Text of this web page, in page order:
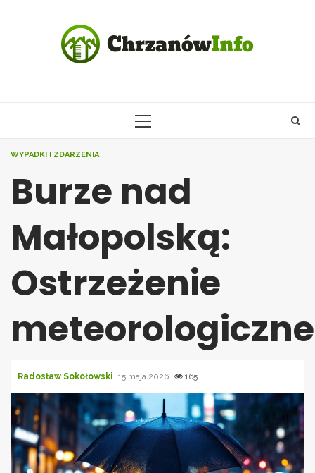
PRIMARY
WYPADKI I ZDARZENIA
Burze nad
Małopolską:
Ostrzeżenie
meteorologiczne
Radosław Sokołowski 15 maja 2026 165